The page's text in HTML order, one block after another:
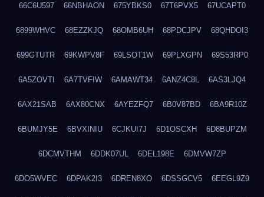
66C6U597 66NBHAON 675YBKS0 67T6PVX5 67UCAPT0
6899WHVC 68EZZKJQ 68OMB6UH 68PDCJPV 68QHDOI3
699GTUTR 69KWPV8F 69LSOT1W 69PLXGPN 69S53RP0
6A5ZOVTI 6A7TVFIW 6AMAWT34 6ANZ4C8L 6AS3LJQ4
6AX21SAB 6AX80CNX 6AYEZFQ7 6B0V87BD 6BA9R10Z
6BUMJY5E 6BVXINIU 6CJKUI7J 6D1OSCXH 6D8BUPZM
6DCMVTHM 6DDK07UL 6DEL198E 6DMVW7ZP
6DO5WVEC 6DPAK2I3 6DREN8XO 6DSSGCV5 6EEGL9Z9